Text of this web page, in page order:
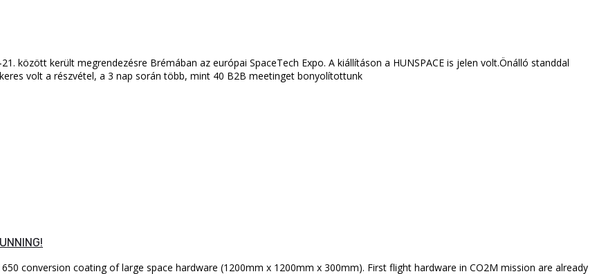
között került megrendezésre Brémában az európai SpaceTech Expo. A kiállításon a HUNSPACE is jelen volt.Önálló standdal
volt a részvétel, a 3 nap során több, mint 40 B2B meetinget bonyolítottunk
conversion coating of large space hardware (1200mm x 1200mm x 300mm). First flight hardware in CO2M mission are already